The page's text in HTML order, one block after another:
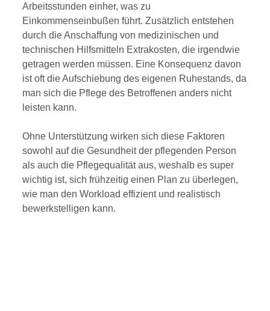
Arbeitsstunden einher, was zu
Einkommenseinbußen führt. Zusätzlich entstehen
durch die Anschaffung von medizinischen und
technischen Hilfsmitteln Extrakosten, die irgendwie
getragen werden müssen. Eine Konsequenz davon
ist oft die Aufschiebung des eigenen Ruhestands, da
man sich die Pflege des Betroffenen anders nicht
leisten kann.
Ohne Unterstützung wirken sich diese Faktoren
sowohl auf die Gesundheit der pflegenden Person
als auch die Pflegequalität aus, weshalb es super
wichtig ist, sich frühzeitig einen Plan zu überlegen,
wie man den Workload effizient und realistisch
bewerkstelligen kann.